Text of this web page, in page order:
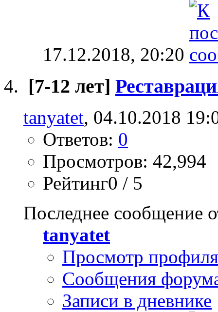
17.12.2018, 20:20
[7-12 лет]
tanyatet, 04.10.2018
Ответов: 0
Просмотров: 42,994
Рейтинг0 / 5
Последнее сообщение
tanyatet
Просмотр профиля
Сообщения
Записи в дневнике